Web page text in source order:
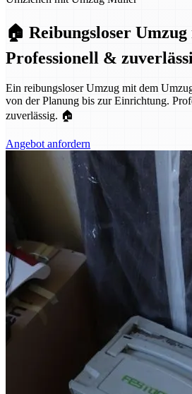
🏠 Reibungsloser
Professionell &
Ein reibungsloser Umzug mit dem
von der Planung bis zur Einrichtung.
zuverlässig. 🏠
Angebot anfordern